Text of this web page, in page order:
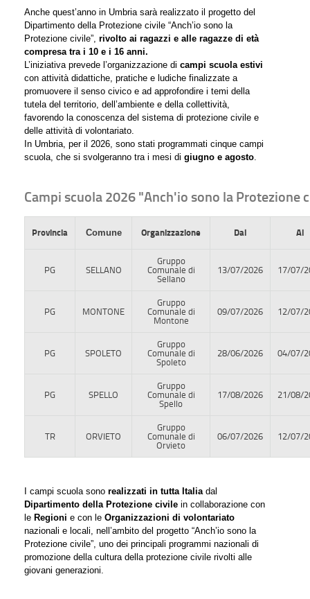
Anche quest’anno in Umbria sarà realizzato il progetto del
Dipartimento della Protezione civile “Anch’io sono la
Protezione civile”, rivolto ai ragazzi e alle ragazze di età
compresa tra i 10 e i 16 anni.
L’iniziativa prevede l’organizzazione di campi scuola estivi
con attività didattiche, pratiche e ludiche finalizzate a
promuovere il senso civico e ad approfondire i temi della
tutela del territorio, dell’ambiente e della collettività,
favorendo la conoscenza del sistema di protezione civile e
delle attività di volontariato.
In Umbria, per il 2026, sono stati programmati cinque campi
scuola, che si svolgeranno tra i mesi di giugno e agosto
Campi scuola 2026 "Anch'io sono la Protezione
Provincia Comune Organizzazione Dal Al
PG SELLANO
Gruppo
Comunale di
Sellano
13/07/2026 17/07/
PG MONTONE
Gruppo
Comunale di
Montone
09/07/2026 12/07/
PG SPOLETO
Gruppo
Comunale di
Spoleto
28/06/2026 04/07/
PG SPELLO
Gruppo
Comunale di
Spello
17/08/2026 21/08/
TR ORVIETO
Gruppo
Comunale di
Orvieto
06/07/2026 12/07/
I campi scuola sono realizzati in tutta Italia dal
Dipartimento della Protezione civile in collaborazione con
le Regioni e con le Organizzazioni di volontariato
nazionali e locali, nell’ambito del progetto “Anch’io sono la
Protezione civile”, uno dei principali programmi nazionali di
promozione della cultura della protezione civile rivolti alle
giovani generazioni.